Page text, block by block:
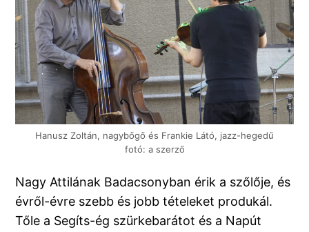
Hanusz Zoltán, nagybőgő és Frankie Látó, jazz-hegedű
fotó: a szerző
Nagy Attilának Badacsonyban érik a szőlője, és
évről-évre szebb és jobb tételeket produkál.
Tőle a Segíts-ég szürkebarátot és a Napút